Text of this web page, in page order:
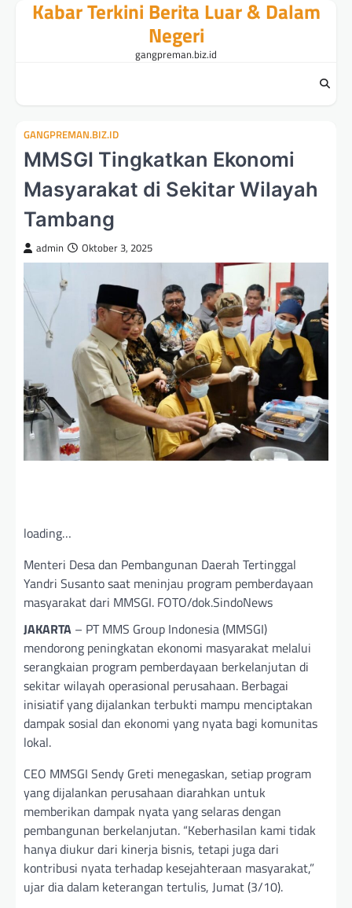
Kabar Terkini Berita Luar & Dalam
Negeri
gangpreman.biz.id
GANGPREMAN.BIZ.ID
MMSGI Tingkatkan Ekonomi
Masyarakat di Sekitar Wilayah
Tambang
admin Oktober 3, 2025
loading…
Menteri Desa dan Pembangunan Daerah Tertinggal
Yandri Susanto saat meninjau program pemberdayaan
masyarakat dari MMSGI. FOTO/dok.SindoNews
JAKARTA – PT MMS Group Indonesia (MMSGI)
mendorong peningkatan ekonomi masyarakat melalui
serangkaian program pemberdayaan berkelanjutan di
sekitar wilayah operasional perusahaan. Berbagai
inisiatif yang dijalankan terbukti mampu menciptakan
dampak sosial dan ekonomi yang nyata bagi komunitas
lokal.
CEO MMSGI Sendy Greti menegaskan, setiap program
yang dijalankan perusahaan diarahkan untuk
memberikan dampak nyata yang selaras dengan
pembangunan berkelanjutan. “Keberhasilan kami tidak
hanya diukur dari kinerja bisnis, tetapi juga dari
kontribusi nyata terhadap kesejahteraan masyarakat,”
ujar dia dalam keterangan tertulis, Jumat (3/10).